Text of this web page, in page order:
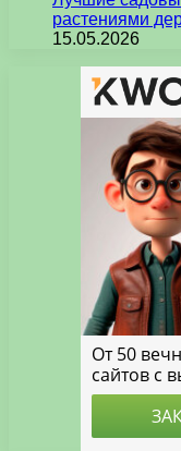
растениями
15.05.2026